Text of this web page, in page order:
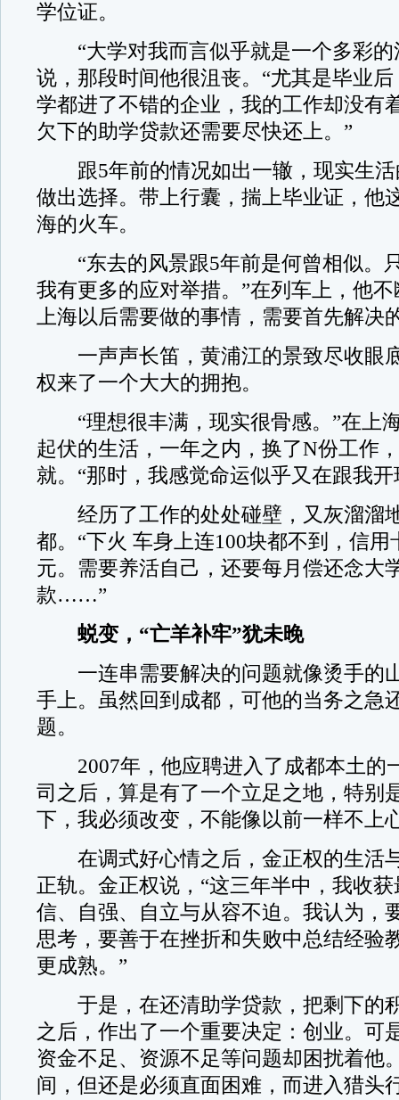
学位证。
“大学对我而言似乎就是一个多彩的
说，那段时间他很沮丧。“尤其是毕业
学都进了不错的企业，我的工作却没有
欠下的助学贷款还需要尽快还上。”
跟5年前的情况如出一辙，现实生活
做出选择。带上行囊，揣上毕业证，他
海的火车。
“东去的风景跟5年前是何曾相似。
我有更多的应对举措。”在列车上，他
上海以后需要做的事情，需要首先解决
一声声长笛，黄浦江的景致尽收眼
权来了一个大大的拥抱。
“理想很丰满，现实很骨感。”在上
起伏的生活，一年之内，换了N份工作
就。“那时，我感觉命运似乎又在跟我开
经历了工作的处处碰壁，又灰溜溜
都。“下火 车身上连100块都不到，信用
元。需要养活自己，还要每月偿还念大
款……”
蜕变，“亡羊补牢”犹未晚
一连串需要解决的问题就像烫手的
手上。虽然回到成都，可他的当务之急
题。
2007年，他应聘进入了成都本土的
司之后，算是有了一个立足之地，特别
下，我必须改变，不能像以前一样不上
在调式好心情之后，金正权的生活
正轨。金正权说，“这三年半中，我收
信、自强、自立与从容不迫。我认为，
思考，要善于在挫折和失败中总结经验
更成熟。”
于是，在还清助学贷款，把剩下的
之后，作出了一个重要决定：创业。可
资金不足、资源不足等问题却困扰着他
间，但还是必须直面困难，而进入猎头